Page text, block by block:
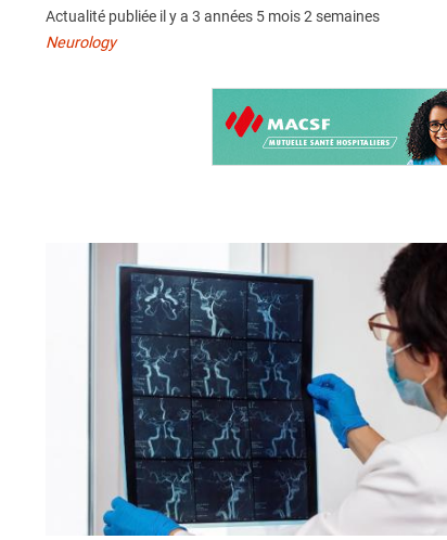
Actualité publiée il y a 3 années 5 mois 2 semaines
Neurology